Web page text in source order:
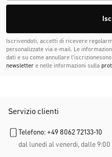
Iscrivendoti, accetti di ricevere
personalizzate via e-mail. Le
dati e su come annullare
newsletter e nelle informazioni sulla
Servizio clienti
Telefono: +49 8062 72133-10
dal lunedi al venerdi, dalle 9:00